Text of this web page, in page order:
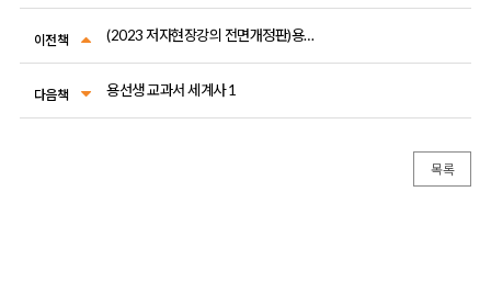
이전책 (2023 저자현장강의 전면개정판)용선생의 시끌벅적 한국사
다음책 용선생 교과서 세계사 1
목록